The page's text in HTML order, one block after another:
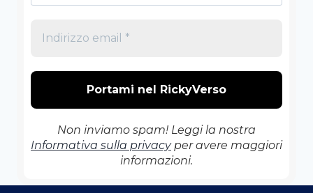
Non inviamo spam! Leggi la nostra
Informativa sulla privacyper avere maggiori
informazioni.